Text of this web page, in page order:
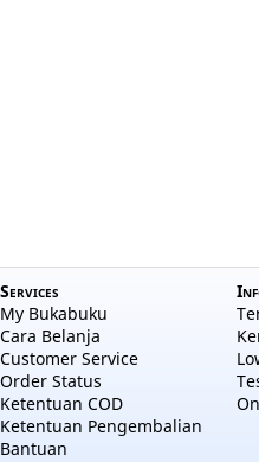
Services
My Bukabuku
Cara Belanja
Customer Service
Order Status
Ketentuan COD
Ketentuan Pengembalian
Bantuan